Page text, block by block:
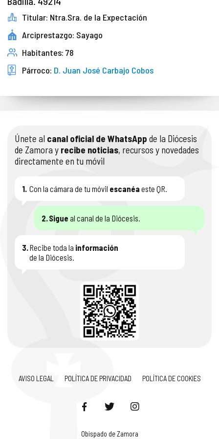
Titular: Ntra.Sra. de la Expectación
Arciprestazgo: Sayago
Habitantes: 78
Párroco: D. Juan José Carbajo Cobos
Únete al canal oficial de WhatsApp de la Diócesis
de Zamora y recibe noticias, recursos y novedades
directamente en tu móvil
1. Con la cámara de tu móvil escanéa este QR.
2.Sigue al canal de la Diócesis.
3.Recibe toda la información
de la Diócesis.
AVISO LEGAL POLÍTICA DE PRIVACIDAD POLÍTICA DE COOKIES
Obispado de Zamora